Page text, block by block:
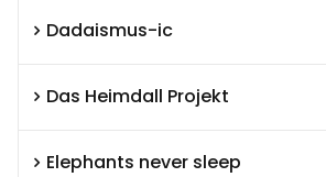
Dadaismus-ic
Das Heimdall Projekt
Elephants never sleep